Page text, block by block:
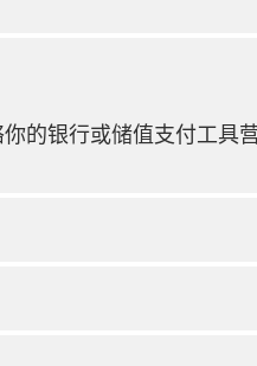
的银行或储值支付工具